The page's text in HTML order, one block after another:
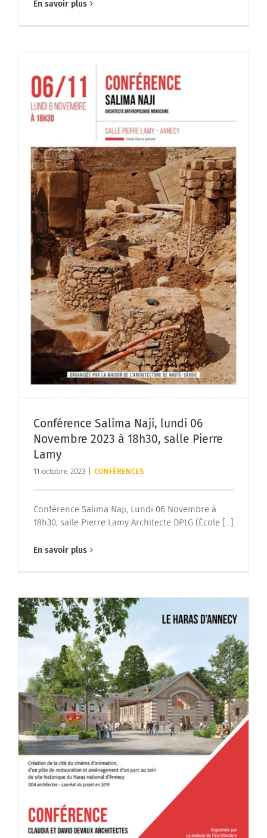
En savoir plus
Conférence Salima Naji, lundi 06
Novembre 2023 à 18h30, salle Pierre
Lamy
11 octobre 2023 CONFÉRENCES
Conférence Salima Naji, Lundi 06 Novembre à
18h30, salle Pierre Lamy Architecte DPLG (École [...]
En savoir plus